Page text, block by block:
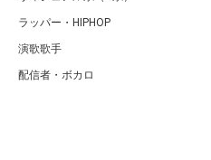
ラッパー・HIPHOP
演歌歌手
配信者・ボカロ